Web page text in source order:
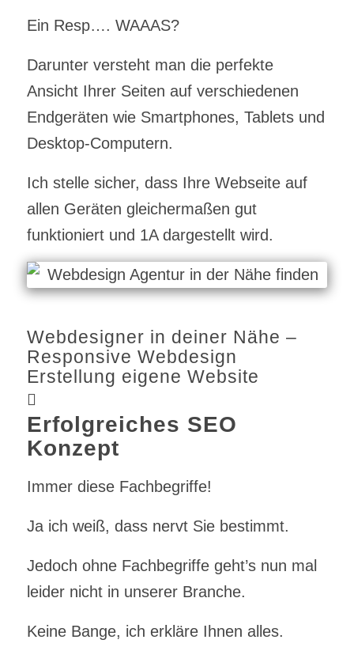
Ein Resp…. WAAAS?
Darunter versteht man die perfekte
Ansicht Ihrer Seiten auf verschiedenen
Endgeräten wie Smartphones, Tablets und
Desktop-Computern.
Ich stelle sicher, dass Ihre Webseite auf
allen Geräten gleichermaßen gut
funktioniert und 1A dargestellt wird.
Webdesigner in deiner Nähe –
Responsive Webdesign
Erstellung eigene Website
Erfolgreiches SEO
Konzept
Immer diese Fachbegriffe!
Ja ich weiß, dass nervt Sie bestimmt.
Jedoch ohne Fachbegriffe geht’s nun mal
leider nicht in unserer Branche.
Keine Bange, ich erkläre Ihnen alles.